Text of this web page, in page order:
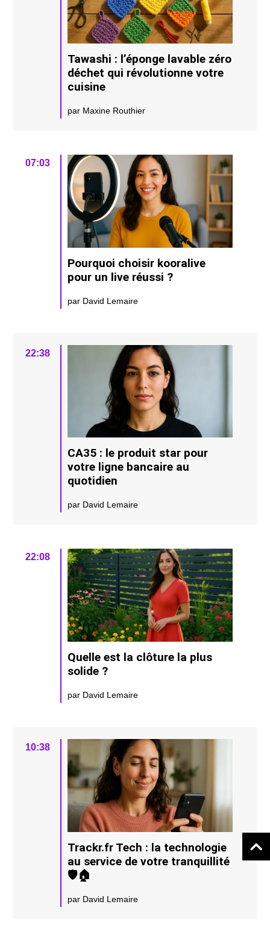
Tawashi : l’éponge lavable zéro
déchet qui révolutionne votre
cuisine
par Maxine Routhier
07:03
Pourquoi choisir kooralive
pour un live réussi ?
par David Lemaire
22:38
CA35 : le produit star pour
votre ligne bancaire au
quotidien
par David Lemaire
22:08
Quelle est la clôture la plus
solide ?
par David Lemaire
10:38
Trackr.fr Tech : la technologie
au service de votre tranquillité
🛡️🏠
par David Lemaire